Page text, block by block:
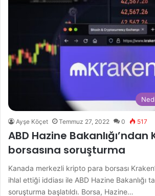
Ayşe Köçet Temmuz 27, 2022 0 517
ABD Hazine Bakanlığı’ndan
borsasına soruşturma
Kanada merkezli kripto para borsası
ihlal ettiği iddiası ile ABD Hazine Bakanlığı
soruşturma başlatıldı. Borsa, Hazine…